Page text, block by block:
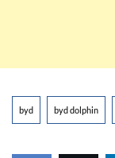
byd byd dolphin